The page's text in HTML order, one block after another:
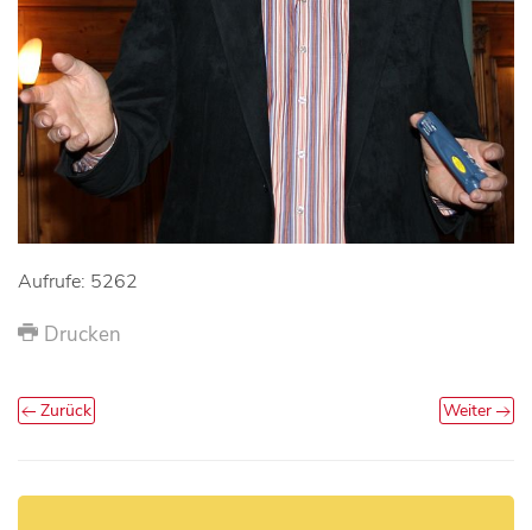
Aufrufe: 5262
Drucken
Zurück Weiter